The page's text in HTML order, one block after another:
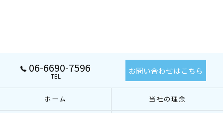
06-6690-7596
TEL
お問い合わせはこちら
ホーム 当社の理念